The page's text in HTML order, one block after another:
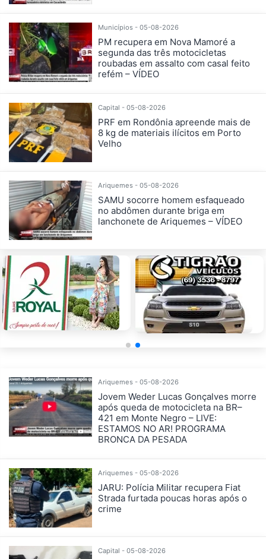
Municípios - 05-08-2026
PM recupera em Nova Mamoré a
segunda das três motocicletas
roubadas em assalto com casal feito
refém – VÍDEO
Capital - 05-08-2026
PRF em Rondônia apreende mais de
8 kg de materiais ilícitos em Porto
Velho
Ariquemes - 05-08-2026
SAMU socorre homem esfaqueado
no abdômen durante briga em
lanchonete de Ariquemes – VÍDEO
Ariquemes - 05-08-2026
Jovem Weder Lucas Gonçalves morre
após queda de motocicleta na BR–
421 em Monte Negro – LIVE:
ESTAMOS NO AR! PROGRAMA
BRONCA DA PESADA
Ariquemes - 05-08-2026
JARU: Polícia Militar recupera Fiat
Strada furtada poucas horas após o
crime
Capital - 05-08-2026